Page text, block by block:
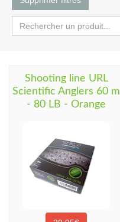
Shooting line URL
Scientific Anglers 60 m
- 80 LB - Orange